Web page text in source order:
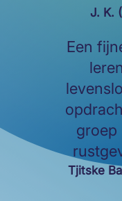
J. K.
Een
groep
Tjitske